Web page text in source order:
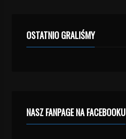
OSTATNIO GRALIŚMY
NASZ FANPAGE NA FACEBOOKU